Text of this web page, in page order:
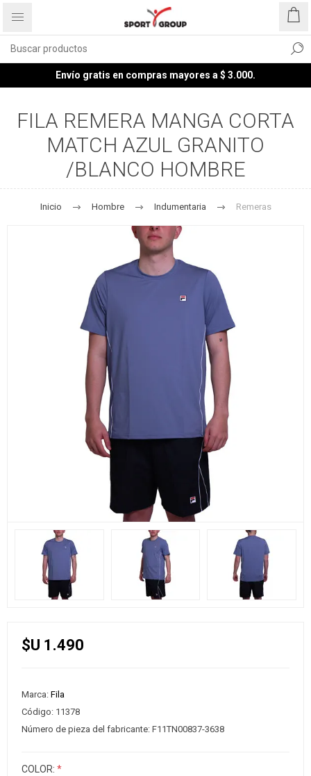
Envío gratis en compras mayores a $ 3.000.
FILA REMERA MANGA CORTA
MATCH AZUL GRANITO
/BLANCO HOMBRE
Inicio Hombre Indumentaria Remeras
$U 1.490
Marca: Fila
Código: 11378
Número de pieza del fabricante: F11TN00837-3638
COLOR: *